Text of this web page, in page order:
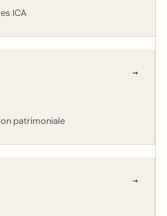
ICA
→
patrimoniale
→